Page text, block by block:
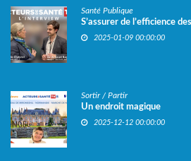
Santé Publique
S’assurer de l’efficience
2025-01-09 00:00:00
Sortir / Partir
Un endroit magique
2025-12-12 00:00:00